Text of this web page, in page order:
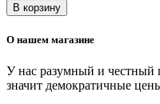
В корзину
О нашем магазине
У нас разумный и честный
значит демократичные